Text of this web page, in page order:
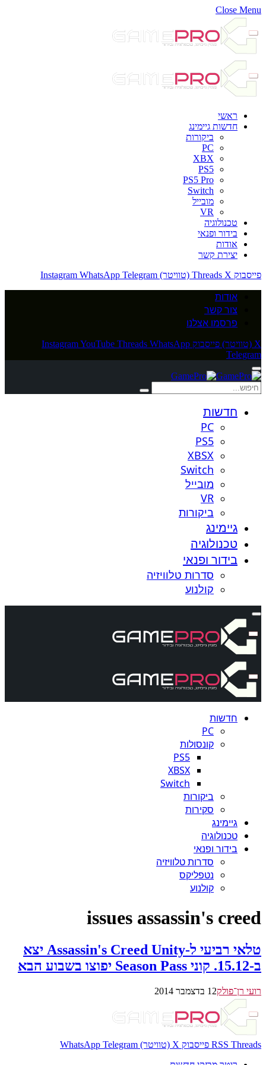
Close Menu
ראשי
חדשות גיימינג
ביקורות
PC
XBX
PS5
PS5 Pro
Switch
מובייל
VR
טכנולוגיה
בידור ופנאי
אודות
יצירת קשר
פייסבוק
Threads X (טוויטר) Instagram WhatsApp Telegram
אודות
צור קשר
פרסמו אצלנו
X (טוויטר) פייסבוק InstagramYouTube Threads WhatsApp
Telegram
חדשות
PC
PS5
XBSX
Switch
מובייל
VR
ביקורות
גיימינג
טכנולוגיה
בידור ופנאי
סדרות טלוויזיה
קולנוע
חדשות
PC
קונסולות
PS5
XBSX
Switch
ביקורות
סקירות
גיימינג
טכנולוגיה
בידור ופנאי
סדרות טלוויזיה
נטפליקס
קולנוע
issues assassin's creed
טלאי רביעי ל-Assassin's Creed Unity יצא
ב-15.12. קוני Season Pass יפוצו בשבוע הבא
רועי רן־פולק12 בדצמבר 2014
RSS Threads פייסבוק X (טוויטר) WhatsApp Telegram